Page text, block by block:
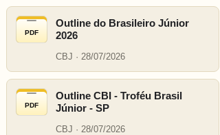
PDF
Outline do Brasileiro Júnior
2026
CBJ · 28/07/2026
PDF
Outline CBI - Troféu Brasil
Júnior - SP
CBJ · 28/07/2026